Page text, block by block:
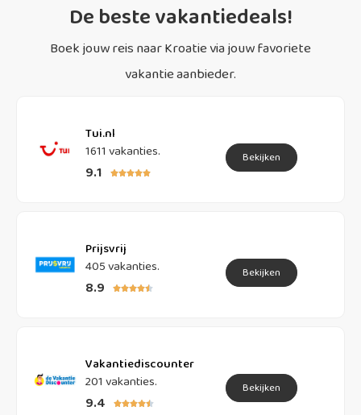
De beste vakantiedeals!
Boek jouw reis naar Kroatie via jouw favoriete
vakantie aanbieder.
Tui.nl
1611 vakanties.
9.1 
Bekijken
Prijsvrij
405 vakanties.
8.9 
Bekijken
Vakantiediscounter
201 vakanties.
9.4 
Bekijken